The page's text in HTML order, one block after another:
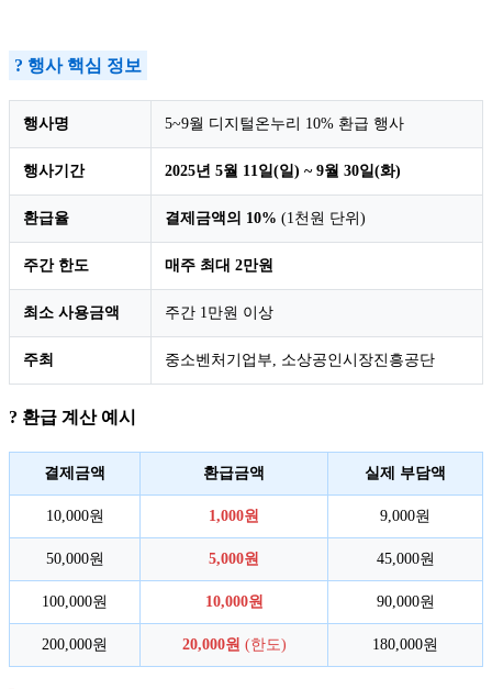
? 행사 핵심 정보
행사명 5~9월 디지털온누리 10% 환급 행사
행사기간 2025년 5월 11일(일) ~ 9월 30일(화)
환급율 결제금액의 10% (1천원 단위)
주간 한도 매주 최대 2만원
최소 사용금액 주간 1만원 이상
주최 중소벤처기업부, 소상공인시장진흥공단
? 환급 계산 예시
결제금액 환급금액 실제 부담액
10,000원 1,000원 9,000원
50,000원 5,000원 45,000원
100,000원 10,000원 90,000원
200,000원 20,000원 (한도) 180,000원